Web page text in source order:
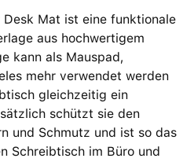
Mat ist eine funktionale
aus hochwertigem
kann als Mauspad,
mehr verwendet werden
gleichzeitig ein
schützt sie den
und Schmutz und ist so das
Schreibtisch im Büro und